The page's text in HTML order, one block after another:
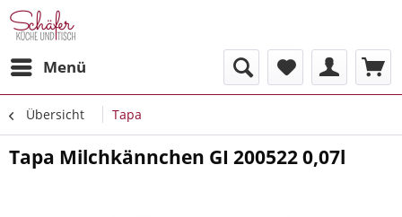
Menü
Übersicht Tapa
Tapa Milchkännchen GI 200522 0,07l